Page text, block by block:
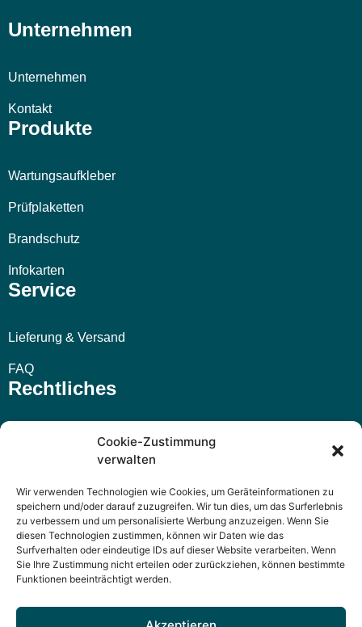
Cookie-Zustimmung
verwalten
Wir verwenden Technologien wie Cookies, um Geräteinformationen zu
speichern und/oder darauf zuzugreifen. Wir tun dies, um das Surferlebnis
zu verbessern und um personalisierte Werbung anzuzeigen. Wenn Sie
diesen Technologien zustimmen, können wir Daten wie das
Surfverhalten oder eindeutige IDs auf dieser Website verarbeiten. Wenn
Sie Ihre Zustimmung nicht erteilen oder zurückziehen, können bestimmte
Funktionen beeinträchtigt werden.
Unternehmen
Unternehmen
Kontakt
Produkte
Wartungsaufkleber
Prüfplaketten
Brandschutz
Infokarten
Service
Lieferung & Versand
FAQ
Rechtliches
Widerrufsbelehrung
Datenschutzerklärung